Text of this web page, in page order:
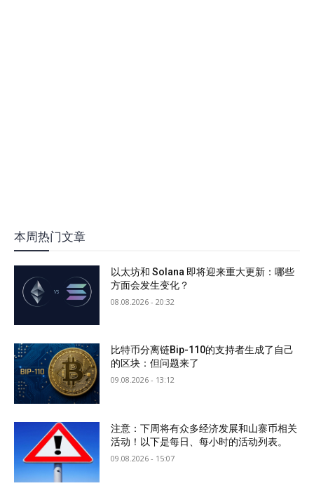
本周热门文章
以太坊和 Solana 即将迎来重大更新：哪些
方面会发生变化？
08.08.2026 - 20:32
比特币分离链Bip-110的支持者生成了自己
的区块：但问题来了
09.08.2026 - 13:12
注意：下周将有众多经济发展和山寨币相关
活动！以下是每日、每小时的活动列表。
09.08.2026 - 15:07